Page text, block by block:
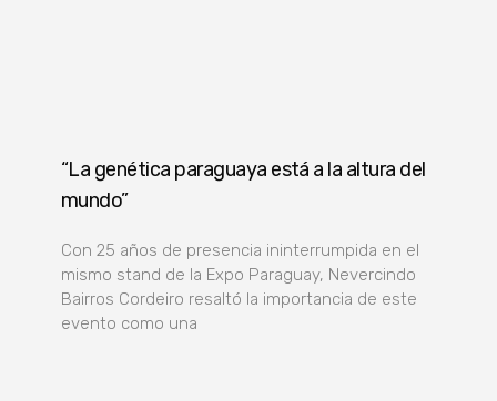
“La genética paraguaya está a la altura del
mundo”
Con 25 años de presencia ininterrumpida en el
mismo stand de la Expo Paraguay, Nevercindo
Bairros Cordeiro resaltó la importancia de este
evento como una